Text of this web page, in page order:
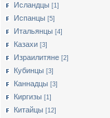
Исландцы [1]
Испанцы [5]
Итальянцы [4]
Казахи [3]
Израилитяне [2]
Кубинцы [3]
Каннадцы [3]
Киргизы [1]
Китайцы [12]